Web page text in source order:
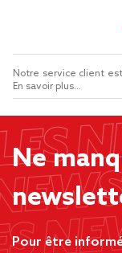
Notre service client
En savoir plus...
Ne
Pour être